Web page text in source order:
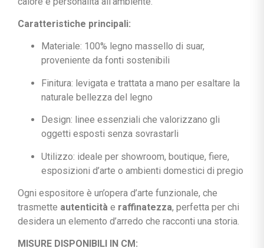
Caratteristiche principali:
Materiale: 100% legno massello di suar,
proveniente da fonti sostenibili
Finitura: levigata e trattata a mano per esaltare la
naturale bellezza del legno
Design: linee essenziali che valorizzano gli
oggetti esposti senza sovrastarli
Utilizzo: ideale per showroom, boutique, fiere,
esposizioni d’arte o ambienti domestici di pregio
Ogni espositore è un’opera d’arte funzionale, che
trasmette autenticità e raffinatezza, perfetta per chi
desidera un elemento d’arredo che racconti una storia.
MISURE DISPONIBILI IN CM: